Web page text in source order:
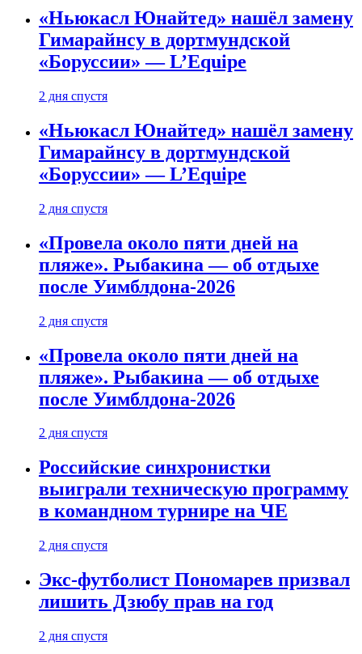
«Ньюкасл Юнайтед» нашёл замену
Гимарайнсу в дортмундской
«Боруссии» — L’Equipe
2 дня спустя
«Ньюкасл Юнайтед» нашёл замену
Гимарайнсу в дортмундской
«Боруссии» — L’Equipe
2 дня спустя
«Провела около пяти дней на
пляже». Рыбакина — об отдыхе
после Уимблдона-2026
2 дня спустя
«Провела около пяти дней на
пляже». Рыбакина — об отдыхе
после Уимблдона-2026
2 дня спустя
Российские синхронистки
выиграли техническую программу
в командном турнире на ЧЕ
2 дня спустя
Экс-футболист Пономарев призвал
лишить Дзюбу прав на год
2 дня спустя